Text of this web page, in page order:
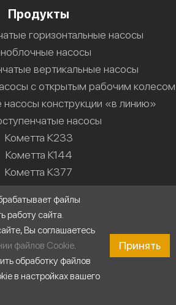
Продукты
горизонтальные насосы
насосы
вертикальные насосы
с открытым рабочим колесом
конструкции «в линию»
насосы
Кометта К233
Кометта К144
Кометта К377
Кометта К610
Кометта К987
Кометта К55М
Решения
станции
файлы
работу сайта.
Вы соглашаетесь
файлов Cookie.
обработку файлов
в настройках вашего
Принять